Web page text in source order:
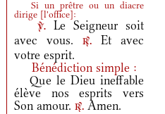
Si un prêtre ou un diacre
dirige [l'office]:
v.
Le Seigneur soit
avec vous.
r.
Et avec
votre esprit.
Bénédiction simple :
Que le Dieu ineffable
élève nos esprits vers
Son amour. r. Amen.